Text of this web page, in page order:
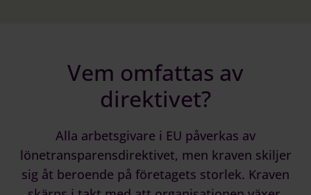
Vem omfattas av
direktivet?
Alla arbetsgivare i EU påverkas av
lönetransparensdirektivet, men kraven skiljer
sig åt beroende på företagets storlek. Kraven